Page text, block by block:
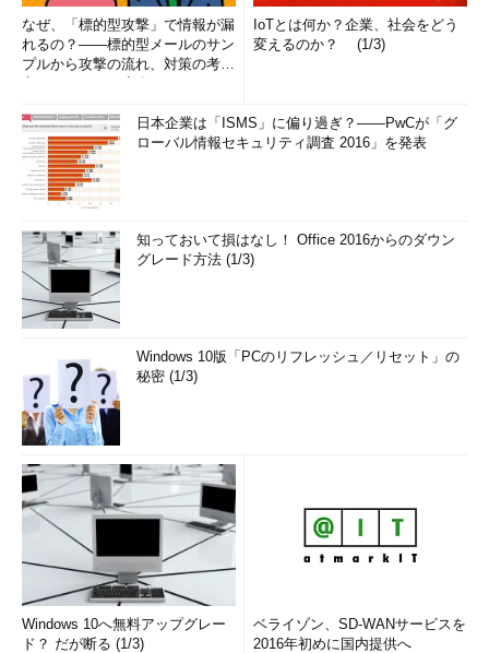
なぜ、「標的型攻撃」で情報が漏
れるの？――標的型メールのサン
プルから攻撃の流れ、対策の考え
IoTとは何か？企業、社会をどう
変えるのか？ (1/3)
日本企業は「ISMS」に偏り過ぎ？――PwCが「グ
ローバル情報セキュリティ調査 2016」を発表
知っておいて損はなし！ Office 2016からのダウン
グレード方法 (1/3)
Windows 10版「PCのリフレッシュ／リセット」の
秘密 (1/3)
Windows 10へ無料アップグレー
ド？ だが断る (1/3)
ベライゾン、SD-WANサービスを
2016年初めに国内提供へ